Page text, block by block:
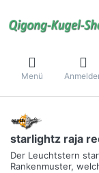
Menü
starlightz raja
Der Leuchtstern
Rankenmuster,